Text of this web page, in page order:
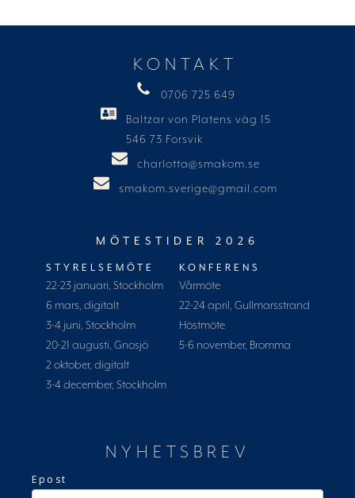
KONTAKT
0706 725 649
Baltzar von Platens väg 15
546 73 Forsvik
charlotta@smakom.se
smakom.sverige@gmail.com
MÖTESTIDER 2026
STYRELSEMÖTE
22-23 januari, Stockholm
6 mars, digitalt
3-4 juni, Stockholm
20-21 augusti, Gnosjö
2 oktober, digitalt
3-4 december, Stockholm
KONFERENS
Vårmöte
22-24 april, Gullmarsstrand
Höstmöte
5-6 november, Bromma
NYHETSBREV
Epost